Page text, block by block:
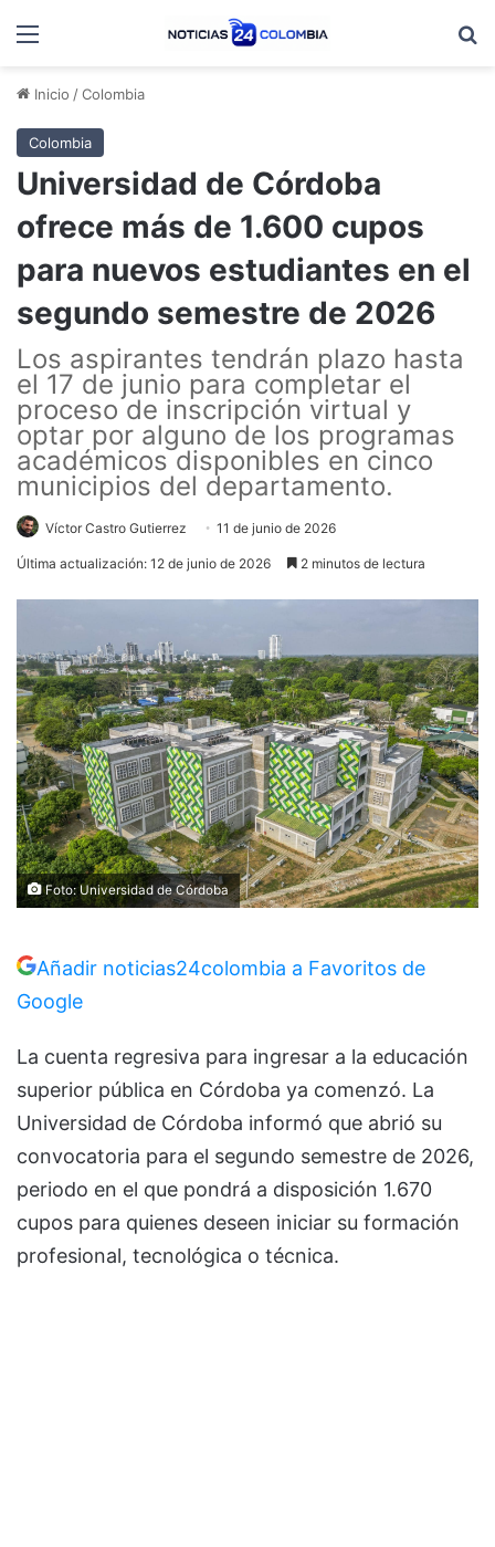
Menú
Inicio /Colombia
Colombia
Universidad de Córdoba
ofrece más de 1.600 cupos
para nuevos estudiantes en el
segundo semestre de 2026
Los aspirantes tendrán plazo hasta
el 17 de junio para completar el
proceso de inscripción virtual y
optar por alguno de los programas
académicos disponibles en cinco
municipios del departamento.
Víctor Castro Gutierrez 11 de junio de 2026
Última actualización: 12 de junio de 2026 2 minutos de lectura
Foto: Universidad de Córdoba
Añadir noticias24colombia a Favoritos de
Google
La cuenta regresiva para ingresar a la educación
superior pública en Córdoba ya comenzó. La
Universidad de Córdoba informó que abrió su
convocatoria para el segundo semestre de 2026,
periodo en el que pondrá a disposición 1.670
cupos para quienes deseen iniciar su formación
profesional, tecnológica o técnica.